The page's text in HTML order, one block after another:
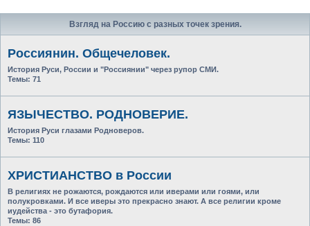
Взгляд на Россию с разных точек зрения.
Россиянин. Общечеловек.
История Руси, России и "Россиянии" через рупор СМИ.
Темы: 71
ЯЗЫЧЕСТВО. РОДНОВЕРИЕ.
История Руси глазами Родноверов.
Темы: 110
ХРИСТИАНСТВО в России
В религиях не рожаются, рождаются или иверами или гоями, или
полукровками. И все иверы это прекрасно знают. А все религии кроме
иудейства - это бутафория.
Темы: 86